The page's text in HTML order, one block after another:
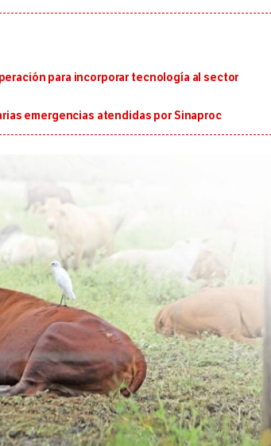
para incorporar tecnología al sector
emergencias atendidas por Sinaproc